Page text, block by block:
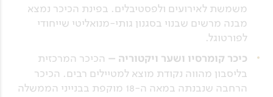
משמשת לאירועים ולפסטיבלים. בפינת הכיכר נמצא
מבנה מרשים שבנוי בסגנון גותי-מנואליטי שייחודי
לפורטוגל.
כיכר קומרסיו ושער ויקטוריה – הכיכר המרכזית
בליסבון מהווה נקודת מוצא למטיילים רבים. הכיכר
הרחבה שנבנתה במאה ה-18 מוקפת בבנייני הממשלה